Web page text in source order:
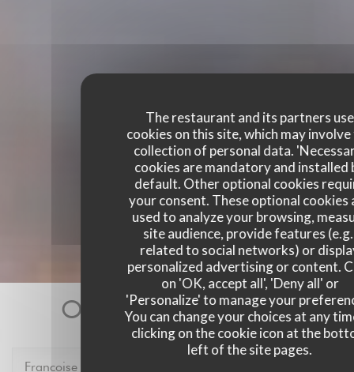
The restaurant and its partners use
cookies on this site, which may
collection of personal data.
cookies are mandatory and installed
default. Other optional cookies
your consent. These optional cookies
used to analyze your browsing,
site audience, provide features
related to social networks) or
personalized advertising or content.
on 'OK, accept all', 'Deny all' or
'Personalize' to manage your
You can change your choices at any
clicking on the cookie icon at the
left of the site pages.
Our customer ratings
Francoise